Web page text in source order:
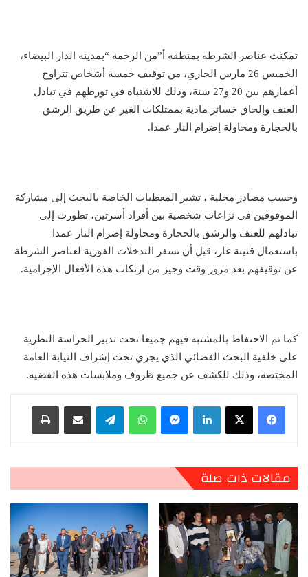
تمكنت عناصر الشرطة بمنطقة أ”من الرحمة “بمدينة الدار البيضاء،
الخميس 26 مارس الجاري، من توقيف خمسة أشخاص تتراوح
أعمارهم بين 20 و27 سنة، وذلك للاشتباه في تورطهم في تبادل
العنف وإلحاق خسائر مادية بممتلكات الغير عن طريق الرشق
بالحجارة ومحاولة إضرام النار عمدا.
وحسب مصادر محلية ، تشير المعطيات الخاصة بالبحث إلى مشاركة
الموقوفين في نزاعات شخصية بين أفراد أسرتين، تطورت إلى
تبادلهم للعنف والرشق بالحجارة ومحاولة إضرام النار عمدا
باستعمال قنينة غاز، قبل أن تسفر التدخلات الفورية لعناصر الشرطة
عن توقيفهم بعد مرور وقت وجيز من ارتكاب هذه الأفعال الإجرامية.
كما تم الاحتفاظ بالمشتبه فيهم جميعا تحت تدبير الحراسة النظرية
على خلفية البحث القضائي الذي يجري تحت إشراف النيابة العامة
المختصة، وذلك للكشف عن جميع ظروف وملابسات هذه القضية.
لينكدإن ماسنجر واتساب تيلقرام مشاركة عبر البريد طباعة
مقالات ذات صلة